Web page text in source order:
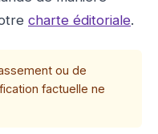
charte éditoriale.
ou de
factuelle ne